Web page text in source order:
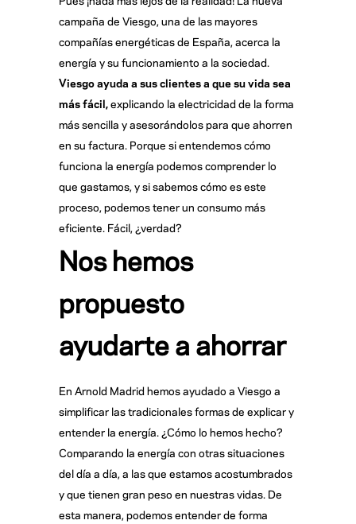
campaña de Viesgo, una de las mayores
compañías energéticas de España, acerca la
energía y su funcionamiento a la sociedad.
Viesgo ayuda a sus clientes a que su vida sea
más fácil,explicando la electricidad de la forma
más sencilla y asesorándolos para que ahorren
en su factura. Porque si entendemos cómo
funciona la energía podemos comprender lo
que gastamos, y si sabemos cómo es este
proceso, podemos tener un consumo más
eficiente. Fácil, ¿verdad?
Nos hemos
propuesto
ayudarte a ahorrar
En Arnold Madrid hemos ayudado a Viesgo a
simplificar las tradicionales formas de explicar y
entender la energía. ¿Cómo lo hemos hecho?
Comparando la energía con otras situaciones
del día a día, a las que estamos acostumbrados
y que tienen gran peso en nuestras vidas. De
esta manera, podemos entender de forma